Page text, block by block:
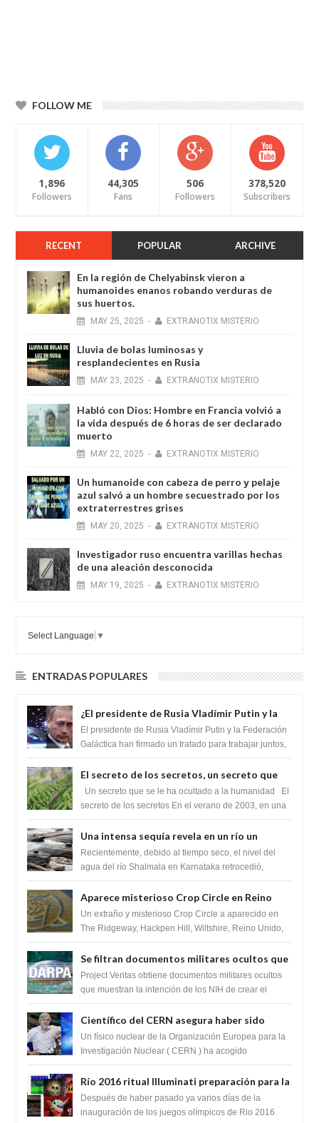
FOLLOW ME
1,896
Followers
44,305
Fans
506
Followers
378,520
Subscribers
RECENT POPULAR ARCHIVE
En la región de Chelyabinsk vieron a
humanoides enanos robando verduras de
sus huertos.
MAY 25, 2025 - EXTRANOTIX MISTERIO
Lluvia de bolas luminosas y
resplandecientes en Rusia
MAY 23, 2025 - EXTRANOTIX MISTERIO
Habló con Dios: Hombre en Francia volvió a
la vida después de 6 horas de ser declarado
muerto
MAY 22, 2025 - EXTRANOTIX MISTERIO
Un humanoide con cabeza de perro у pelaje
azul salvó a un hombre secuestrado por los
extraterrestres grises
MAY 20, 2025 - EXTRANOTIX MISTERIO
Investigador ruso encuentra varillas hechas
de una aleación desconocida
MAY 19, 2025 - EXTRANOTIX MISTERIO
Select Language ▼
ENTRADAS POPULARES
¿El presidente de Rusia Vladímir Putin y la
Federación Galactica han firmado un
tratado para acabar con los Sionistas?
El presidente de Rusia Vladímir Putin y la Federación
Galáctica han firmado un tratado para trabajar juntos,
El secreto de los secretos, un secreto que
cambiaría por completo el destino de la
humanidad
Un secreto que se le ha ocultado a la humanidad El
secreto de los secretos En el verano de 2003, en una
Una intensa sequía revela en un río un
impresionante hallazgo de miles de Shiva
Lingas
Recientemente, debido al tiempo seco, el nivel del
agua del río Shalmala en Karnataka retrocedió,
Aparece misterioso Crop Circle en Reino
Unido 23 de junio 2016
Un extraño y misterioso Crop Circle a aparecido en
The Ridgeway, Hackpen Hill, Wiltshire, Reino Unido,
Se filtran documentos militares ocultos que
muestran la intención de los NIH de crear el
SARS-CoV-2, utilizando la investigación de
Project Veritas obtiene documentos militares ocultos
que muestran la intención de los NIH de crear el
Científico del CERN asegura haber sido
ayudado por seres de luz durante una
prueba del Colisionador de Hadrones
Un físico nuclear de la Organización Europea para la
Investigación Nuclear ( CERN ) ha acogido
Río 2016 ritual Illuminati preparación para la
llegada del anticristo o una entidad
extraterrestre
Después de haber pasado ya varios días de la
inauguración de los juegos olímpicos de Rio 2016